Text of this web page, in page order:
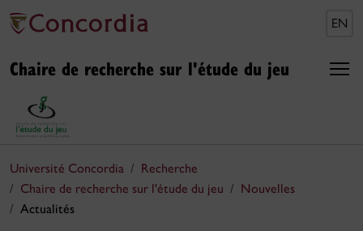
EN
Chaire de recherche sur l'étude du jeu
Université Concordia
Recherche
Chaire de recherche sur l'étude du jeu
Nouvelles
Actualités